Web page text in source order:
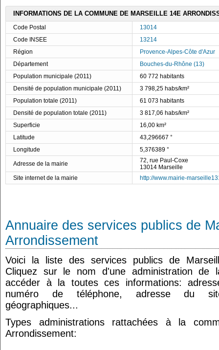
INFORMATIONS DE LA COMMUNE DE MARSEILLE 14E
Code Postal
13014
Code INSEE
13214
Région
Provence-Alpes-Côte d'Azur
Département
Bouches-du-Rhône (13)
Population municipale (2011)
60 772 habitants
Densité de population municipale (2011)
3 798,25 habs/km²
Population totale (2011)
61 073 habitants
Densité de population totale (2011)
3 817,06 habs/km²
Superficie
16,00 km²
Latitude
43,296667 °
Longitude
5,376389 °
Adresse de la mairie
72, rue Paul-Coxe
13014 Marseille
Site internet de la mairie
http://www.mairie-
Annuaire des services publics de
Arrondissement
Voici la liste des services publics de
Cliquez sur le nom d'une administration de
accéder à la toutes ces informations:
numéro de téléphone, adresse du
géographiques...
Types administrations rattachées à la
Arrondissement: